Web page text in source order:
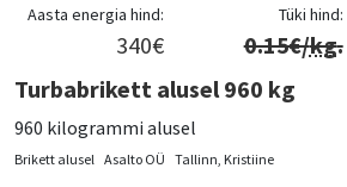
Tüki hind:
0.15€/kg.
Aasta energia hind:
340€
Turbabrikett alusel 960 kg
960 kilogrammi alusel
Brikett alusel Asalto OÜ Tallinn, Kristiine